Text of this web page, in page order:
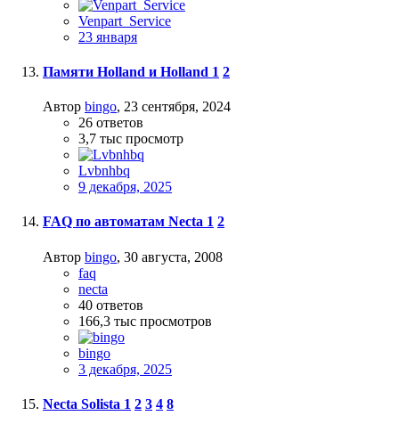
Venpart_Service
23 января
Памяти Holland и Holland 1 2
Автор bingo, 23 сентября, 2024
26 ответов
3,7 тыс просмотр
Lvbnhbq
9 декабря, 2025
FAQ по автоматам Necta 1 2
Автор bingo, 30 августа, 2008
faq
necta
40 ответов
166,3 тыс просмотров
bingo
3 декабря, 2025
Necta Solista 1 2 3 4 8